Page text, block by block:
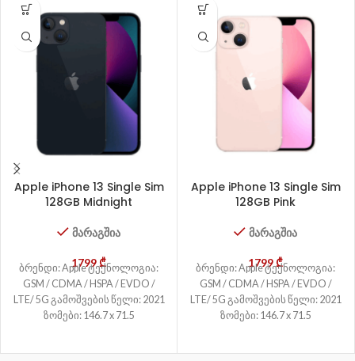
Apple iPhone 13 Single Sim
128GB Midnight
მარაგშია
1799₾
ბრენდი: Apple ტექნოლოგია:
GSM / CDMA / HSPA / EVDO /
LTE/ 5G გამოშვების წელი: 2021
ზომები: 146.7 x 71.5
Apple iPhone 13 Single Sim
128GB Pink
მარაგშია
1799₾
ბრენდი: Apple ტექნოლოგია:
GSM / CDMA / HSPA / EVDO /
LTE/ 5G გამოშვების წელი: 2021
ზომები: 146.7 x 71.5